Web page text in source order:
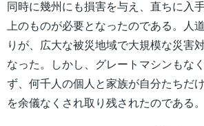
同時に幾州にも損害を与え、直ちに入
上のものが必要となったのである。人
りが、広大な被災地域で大規模な災害
なった。しかし、グレートマシンもな
ず、何千人の個人と家族が自分たちだ
を余儀なくされ取り残されたのである。